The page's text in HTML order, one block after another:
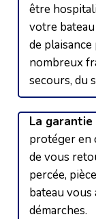
être
votre bateau
de
nombreux
secours, du
La garantie
protéger en
de vous
percée,
bateau vous
démarches.